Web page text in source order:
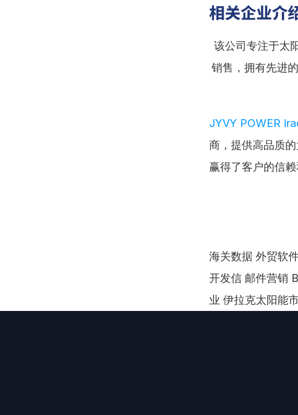
相关企业介
：该公司专注于
销售，拥有先进
JYVY POWER
商，提供高品质
赢得了客户的信赖
海关数据 外贸软
开发信 邮件营销
业 伊拉克太阳能